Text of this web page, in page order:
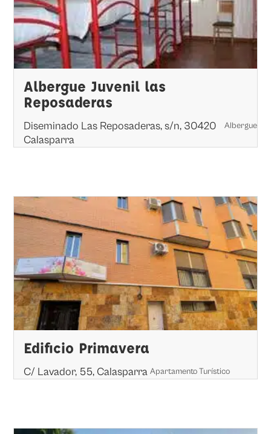
Albergue Juvenil las
Reposaderas
Diseminado Las Reposaderas, s/n, 30420
Calasparra
Albergue
Edificio Primavera
C/ Lavador, 55, Calasparra Apartamento Turístico